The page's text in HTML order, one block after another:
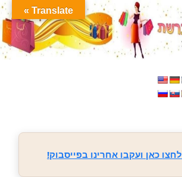
לחצו כאן ועקבו אחרינו בפייסבוק!
Translate »